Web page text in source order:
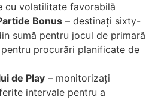
cu volatilitate favorabilă
Bonus – destinați sixty-
sumă pentru jocul de primară
procurări planificate de
de Play – monitorizați
intervale pentru a